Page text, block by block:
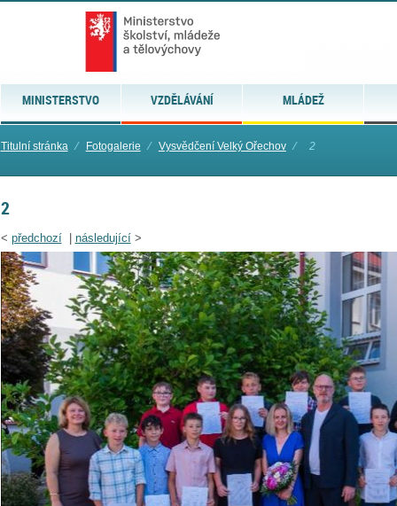
MINISTERSTVO VZDĚLÁVÁNÍ MLÁDEŽ
Titulní stránka ⁄ Fotogalerie ⁄ Vysvědčení Velký Ořechov ⁄ 2
2
< předchozí| následující>